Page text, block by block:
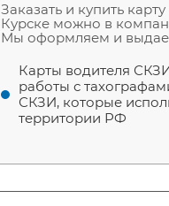
Заказать и купить
Курске можно в
Мы оформляем и
Карты водителя
работы с
СКЗИ, которые
территории РФ